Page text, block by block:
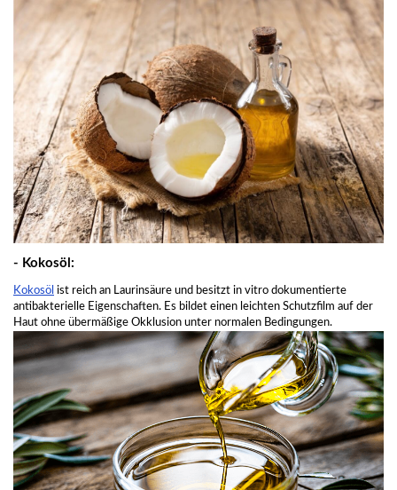
- Kokosöl:
Kokosöl ist reich an Laurinsäure und besitzt in vitro dokumentierte
antibakterielle Eigenschaften. Es bildet einen leichten Schutzfilm auf der
Haut ohne übermäßige Okklusion unter normalen Bedingungen.